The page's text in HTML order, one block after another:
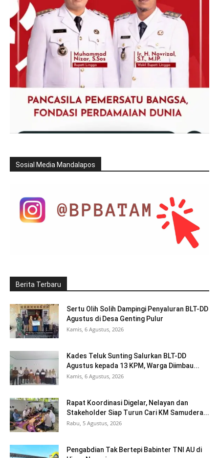
Sosial Media Mandalapos
Berita Terbaru
Sertu Olih Solih Dampingi Penyaluran BLT-DD
Agustus di Desa Genting Pulur
Kamis, 6 Agustus, 2026
Kades Teluk Sunting Salurkan BLT-DD
Agustus kepada 13 KPM, Warga Diimbau...
Kamis, 6 Agustus, 2026
Rapat Koordinasi Digelar, Nelayan dan
Stakeholder Siap Turun Cari KM Samudera...
Rabu, 5 Agustus, 2026
Pengabdian Tak Bertepi Babinter TNI AU di